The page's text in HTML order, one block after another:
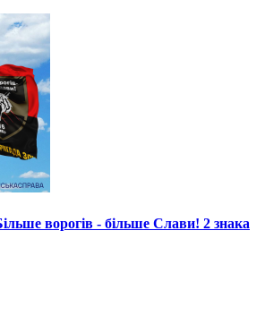
ворогів - більше Слави! 2 знака